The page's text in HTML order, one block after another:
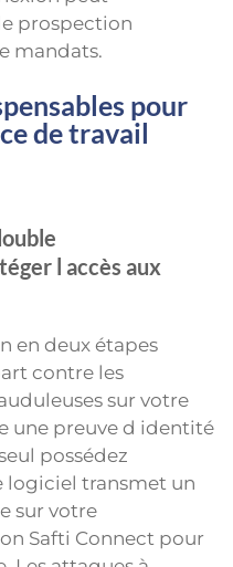
prospection
mandats.
pour
de travail
l accès aux
en deux étapes
contre les
sur votre
une preuve d identité
possédez
logiciel transmet un
sur votre
Safti Connect pour